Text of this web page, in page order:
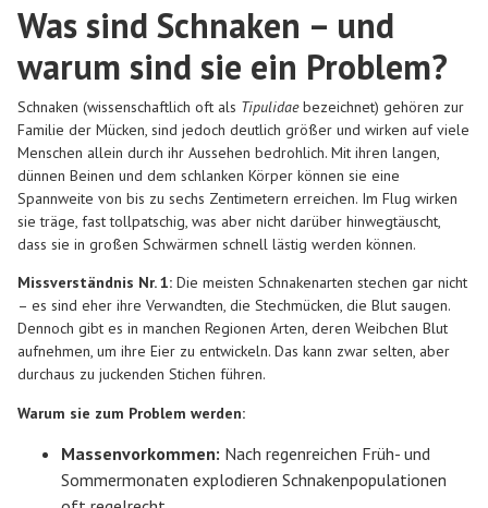
Was sind Schnaken – und
warum sind sie ein Problem?
Schnaken (wissenschaftlich oft als Tipulidaebezeichnet) gehören zur
Familie der Mücken, sind jedoch deutlich größer und wirken auf viele
Menschen allein durch ihr Aussehen bedrohlich. Mit ihren langen,
dünnen Beinen und dem schlanken Körper können sie eine
Spannweite von bis zu sechs Zentimetern erreichen. Im Flug wirken
sie träge, fast tollpatschig, was aber nicht darüber hinwegtäuscht,
dass sie in großen Schwärmen schnell lästig werden können.
Missverständnis Nr. 1: Die meisten Schnakenarten stechen gar nicht
– es sind eher ihre Verwandten, die Stechmücken, die Blut saugen.
Dennoch gibt es in manchen Regionen Arten, deren Weibchen Blut
aufnehmen, um ihre Eier zu entwickeln. Das kann zwar selten, aber
durchaus zu juckenden Stichen führen.
Warum sie zum Problem werden:
Massenvorkommen: Nach regenreichen Früh- und
Sommermonaten explodieren Schnakenpopulationen